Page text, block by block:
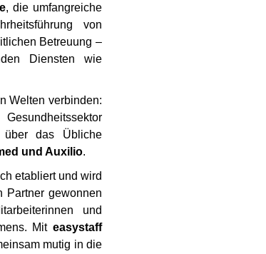
, die umfangreiche
von
Betreuung –
Diensten wie
Welten verbinden:
über das Übliche
und Auxilio.
etabliert und wird
Partner gewonnen
und
Mit easystaff
mutig in die